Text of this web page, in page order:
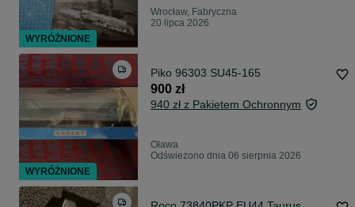
Wrocław, Fabryczna
20 lipca 2026
Piko 96303 SU45-165
900 zł
940 zł z Pakietem Ochronnym
Oława
Odświeżono dnia 06 sierpnia 2026
WYRÓŻNIONE
WYRÓŻNIONE